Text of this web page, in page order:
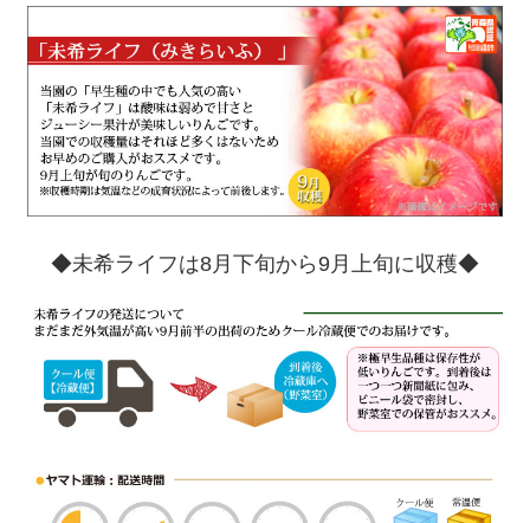
◆未希ライフは8月下旬から9月上旬に収穫◆